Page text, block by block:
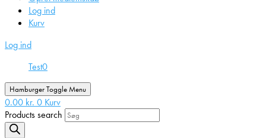
Log ind
Kurv
Log ind
Test0
Hamburger Toggle Menu
0.00 kr. 0 Kurv
Products search